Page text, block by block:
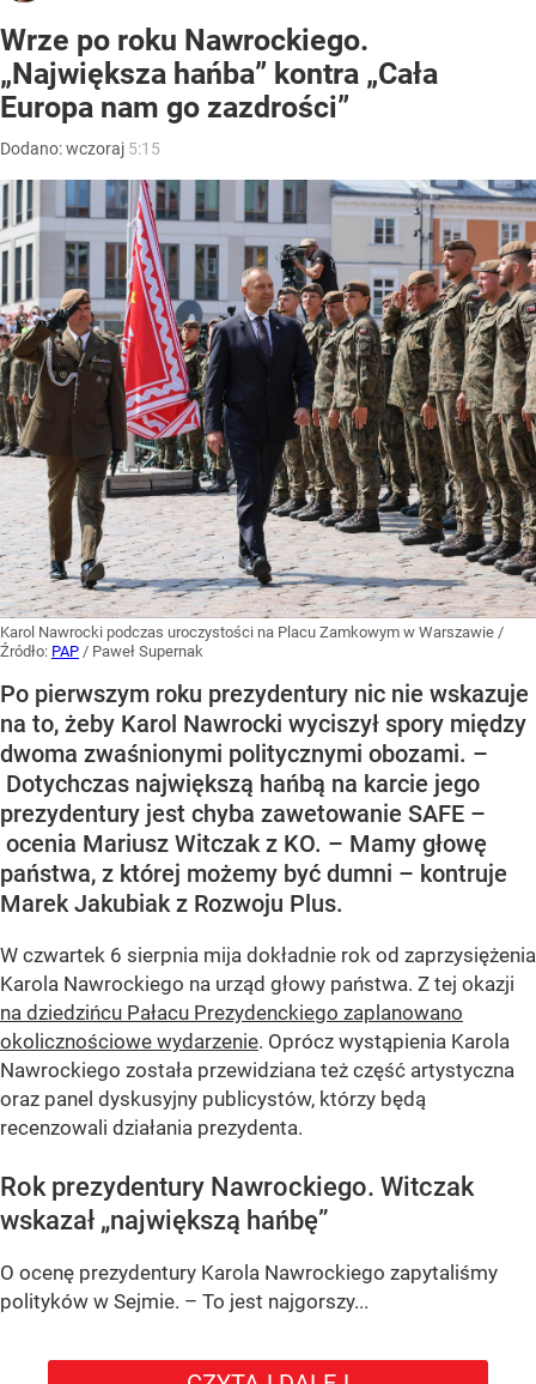
Wrze po roku Nawrockiego.
„Największa hańba” kontra „Cała
Europa nam go zazdrości”
Dodano:wczoraj 5:15
Karol Nawrocki podczas uroczystości na Placu Zamkowym w Warszawie /
Źródło: PAP / Paweł Supernak
Po pierwszym roku prezydentury nic nie wskazuje
na to, żeby Karol Nawrocki wyciszył spory między
dwoma zwaśnionymi politycznymi obozami. –
Dotychczas największą hańbą na karcie jego
prezydentury jest chyba zawetowanie SAFE –
ocenia Mariusz Witczak z KO. – Mamy głowę
państwa, z której możemy być dumni – kontruje
Marek Jakubiak z Rozwoju Plus.
W czwartek 6 sierpnia mija dokładnie rok od zaprzysiężenia
Karola Nawrockiego na urząd głowy państwa. Z tej okazji
na dziedzińcu Pałacu Prezydenckiego zaplanowano
okolicznościowe wydarzenie. Oprócz wystąpienia Karola
Nawrockiego została przewidziana też część artystyczna
oraz panel dyskusyjny publicystów, którzy będą
recenzowali działania prezydenta.
Rok prezydentury Nawrockiego. Witczak
wskazał „największą hańbę”
O ocenę prezydentury Karola Nawrockiego zapytaliśmy
polityków w Sejmie. – To jest najgorszy...